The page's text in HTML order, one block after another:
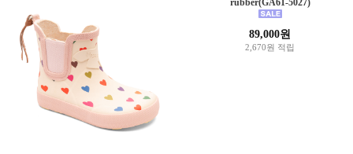
rubber(GA61-5027)
89,000원
2,670원 적립